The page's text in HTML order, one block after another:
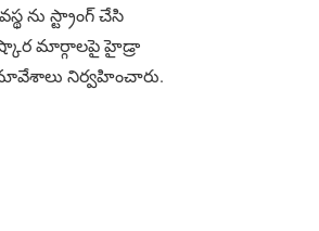
ను స్ట్రాంగ్ చేసి
మార్గాలపై హైడ్రా
నిర్వహించారు.